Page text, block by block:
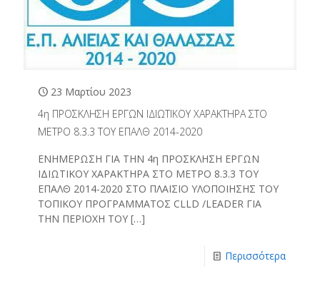
23 Μαρτίου 2023
4η ΠΡΟΣΚΛΗΣΗ ΕΡΓΩΝ ΙΔΙΩΤΙΚΟΥ ΧΑΡΑΚΤΗΡΑ ΣΤΟ
ΜΕΤΡΟ 8.3.3 ΤΟΥ ΕΠΑΛΘ 2014-2020
ΕΝΗΜΕΡΩΣΗ ΓΙΑ ΤΗΝ 4η ΠΡΟΣΚΛΗΣΗ ΕΡΓΩΝ
ΙΔΙΩΤΙΚΟΥ ΧΑΡΑΚΤΗΡΑ ΣΤΟ ΜΕΤΡΟ 8.3.3 ΤΟΥ
ΕΠΑΛΘ 2014-2020 ΣΤΟ ΠΛΑΙΣΙΟ ΥΛΟΠΟΙΗΣΗΣ ΤΟΥ
ΤΟΠΙΚΟΥ ΠΡΟΓΡΑΜΜΑΤΟΣ CLLD /LEADER ΓΙΑ
ΤΗΝ ΠΕΡΙΟΧΗ ΤΟΥ […]
Περισσότερα